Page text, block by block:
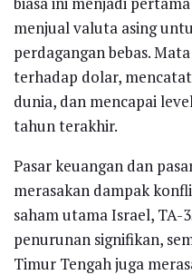
menjual valuta asing
perdagangan bebas.
terhadap dolar,
dunia, dan mencapai
tahun terakhir.
Pasar keuangan dan
merasakan dampak
saham utama Israel, TA-
penurunan signifikan,
Timur Tengah juga